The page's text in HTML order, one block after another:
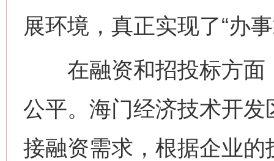
展环境，真正实现了“办
在融资和招投标方面
公平。海门经济技术开
接融资需求，根据企业